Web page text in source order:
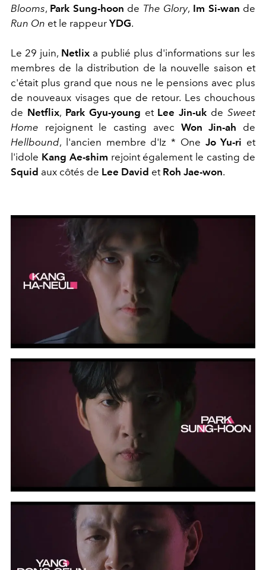
Blooms, Park Sung-hoon de The Glory, Im Si-wan de
Run On et le rappeur YDG.
Le 29 juin, Netlix a publié plus d'informations sur les
membres de la distribution de la nouvelle saison et
c'était plus grand que nous ne le pensions avec plus
de nouveaux visages que de retour. Les chouchous
de Netflix, Park Gyu-young etLee Jin-uk de Sweet
Home rejoignent le casting avec Won Jin-ah de
Hellbound, l'ancien membre d'Iz * One Jo Yu-ri et
l'idole Kang Ae-shim rejoint également le casting de
Squid aux côtés de Lee David et Roh Jae-won.